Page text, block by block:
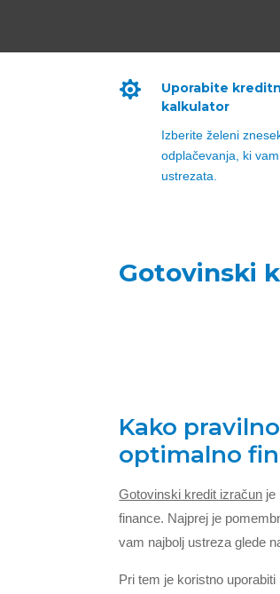

Uporabite
kalkulator
Izberite želeni
odplačevanja, ki
ustrezata.
Gotovinski
Kako
optimalno
Gotovinski kredit izračun je
finance. Najprej je
vam najbolj ustreza glede
Pri tem je koristno